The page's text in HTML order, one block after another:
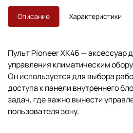
Описание Характеристики
Пульт Pioneer XK46 — аксессуар
управления климатическим
Он используется для выбора
доступа к панели внутреннего
задач, где важно вынести
пользователя зону.